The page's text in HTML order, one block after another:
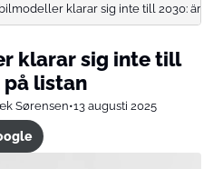
klarar sig inte till 2030: är din
klarar sig inte till
på listan
Sørensen•13 augusti 2025